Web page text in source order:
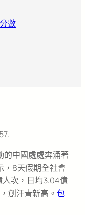
分數
的中國處處奔涌著
，8天假期全社會
人次，日均3.04億
創汗青新高。 包